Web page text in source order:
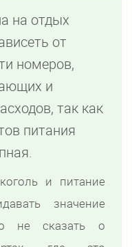
на отдых
от
номеров,
и
так как
питания
и питание
значение
не сказать о